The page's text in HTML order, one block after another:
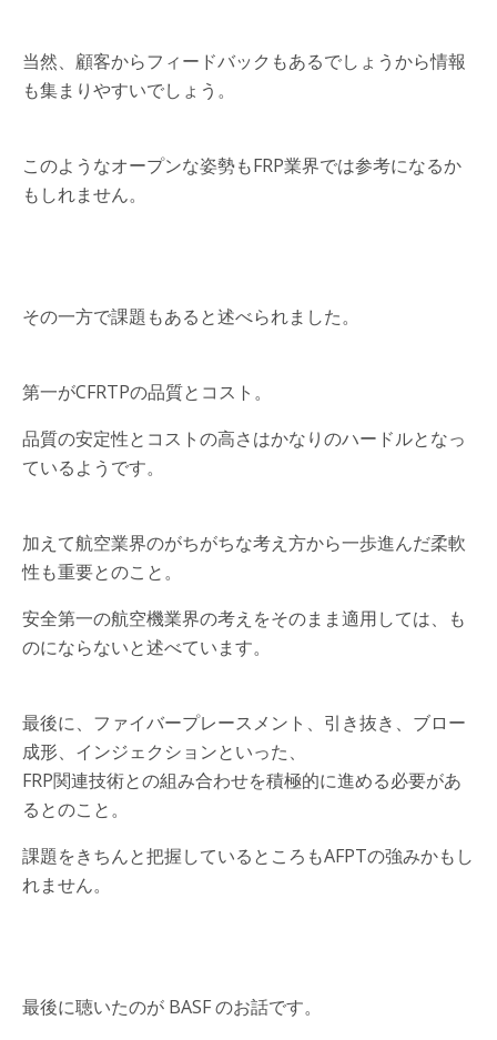
当然、顧客からフィードバックもあるでしょうから情報
も集まりやすいでしょう。
このようなオープンな姿勢もFRP業界では参考になるか
もしれません。
その一方で課題もあると述べられました。
第一がCFRTPの品質とコスト。
品質の安定性とコストの高さはかなりのハードルとなっ
ているようです。
加えて航空業界のがちがちな考え方から一歩進んだ柔軟
性も重要とのこと。
安全第一の航空機業界の考えをそのまま適用しては、も
のにならないと述べています。
最後に、ファイバープレースメント、引き抜き、ブロー
成形、インジェクションといった、
FRP関連技術との組み合わせを積極的に進める必要があ
るとのこと。
課題をきちんと把握しているところもAFPTの強みかもし
れません。
最後に聴いたのが BASF のお話です。